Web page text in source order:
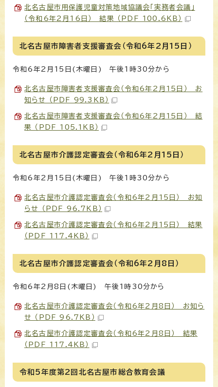
北名古屋市用保護児童対策地域協議会「実務者会議」
（令和6年2月16日） 結果 （PDF 100.6KB）
北名古屋市障害者支援審査会（令和6年2月15日）
令和6年2月15日(木曜日) 午後1時30分から
北名古屋市障害者支援審査会（令和6年2月15日） お
知らせ （PDF 99.3KB）
北名古屋市障害者支援審査会（令和6年2月15日） 結
果 （PDF 105.1KB）
北名古屋市介護認定審査会（令和6年2月15日）
令和6年2月15日(木曜日) 午後1時30分から
北名古屋市介護認定審査会（令和6年2月15日） お知
らせ （PDF 96.7KB）
北名古屋市介護認定審査会（令和6年2月15日） 結果
（PDF 117.4KB）
北名古屋市介護認定審査会（令和6年2月8日）
令和6年2月8日(木曜日) 午後1時30分から
北名古屋市介護認定審査会（令和6年2月8日） お知ら
せ （PDF 96.7KB）
北名古屋市介護認定審査会（令和6年2月8日） 結果
（PDF 117.4KB）
令和5年度第2回北名古屋市総合教育会議